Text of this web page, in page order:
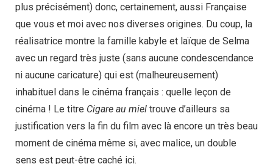
plus précisément) donc, certainement, aussi Française
que vous et moi avec nos diverses origines. Du coup, la
réalisatrice montre la famille kabyle et laïque de Selma
avec un regard très juste (sans aucune condescendance
ni aucune caricature) qui est (malheureusement)
inhabituel dans le cinéma français : quelle leçon de
cinéma ! Le titre Cigare au miel trouve d’ailleurs sa
justification vers la fin du film avec là encore un très beau
moment de cinéma même si, avec malice, un double
sens est peut-être caché ici.